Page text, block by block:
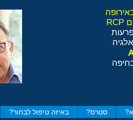
סטרס? באיזה טיפול לבחור?